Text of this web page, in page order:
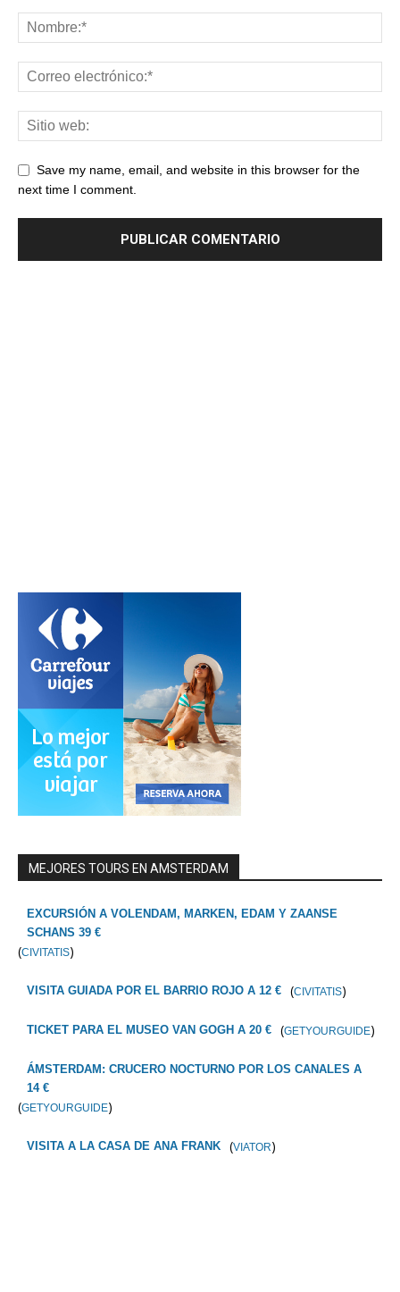
Save my name, email, and website in this browser for the
next time I comment.
MEJORES TOURS EN AMSTERDAM
EXCURSIÓN A VOLENDAM, MARKEN, EDAM Y ZAANSE
SCHANS 39 €
(CIVITATIS)
VISITA GUIADA POR EL BARRIO ROJO A 12 € (CIVITATIS)
TICKET PARA EL MUSEO VAN GOGH A 20 € (GETYOURGUIDE)
ÁMSTERDAM: CRUCERO NOCTURNO POR LOS CANALES A
14 €
(GETYOURGUIDE)
VISITA A LA CASA DE ANA FRANK (VIATOR)